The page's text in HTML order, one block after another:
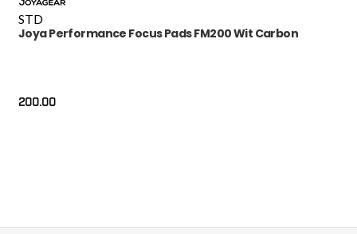
STD
Joya Performance Focus Pads FM200 Wit Carbon
200.00